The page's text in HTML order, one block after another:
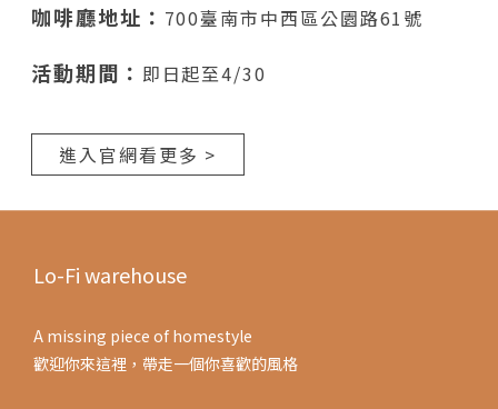
咖啡廳地址： 700臺南市中西區公園路61號
活動期間： 即日起至4/30
進入官網看更多 >
Lo-Fi warehouse
A missing piece of homestyle
歡迎你來這裡，帶走一個你喜歡的風格